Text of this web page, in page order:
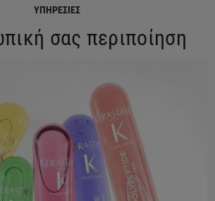
ΥΠΗΡΕΣΊΕΣ
σας περιποίηση